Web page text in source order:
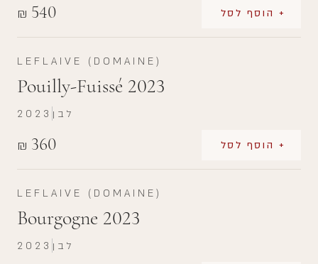
₪ 540 + הוסף לסל
LEFLAIVE (DOMAINE)
Pouilly-Fuissé 2023
₪ 360 + הוסף לסל
2023 לבן
LEFLAIVE (DOMAINE)
Bourgogne 2023
2023 לבן